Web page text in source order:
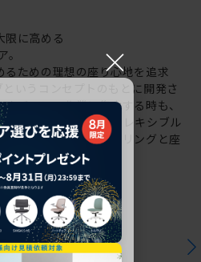
限に高める
るための理想の座り心地を追求
いうコンセプトのもとに開発さ
チェア。作業に集中する時も、
姿勢や身体の動きにフレキシブル
ます。新感覚のスタイリングと座
い。
項
×